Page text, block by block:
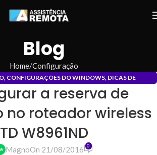
Blog
Home Configuração
, CONFIGURAÇÕES DO WINDOWS, DICAS DE
,INSTALAÇÃO DE DRIVERS,REDES,REDES DE
a reserva de
no roteador wireless
TD W8961ND
MagnoOn 21/08/2016 0